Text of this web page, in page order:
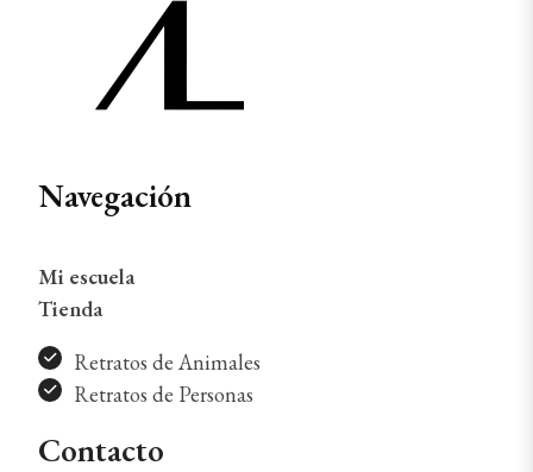
Navegación
Mi escuela
Tienda
Retratos de Animales
Retratos de Personas
Contacto